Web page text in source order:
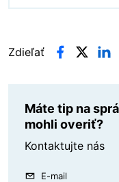
Zdieľať
Máte tip na
mohli overiť?
Kontaktujte nás
E-mail